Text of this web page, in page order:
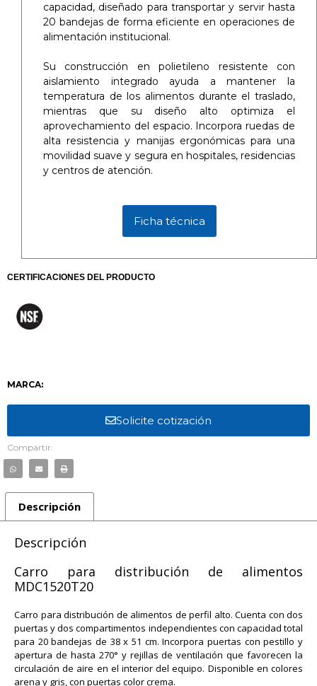
capacidad, diseñado para transportar y servir hasta
20 bandejas de forma eficiente en operaciones de
alimentación institucional.
Su construcción en polietileno resistente con
aislamiento integrado ayuda a mantener la
temperatura de los alimentos durante el traslado,
mientras que su diseño alto optimiza el
aprovechamiento del espacio. Incorpora ruedas de
alta resistencia y manijas ergonómicas para una
movilidad suave y segura en hospitales, residencias
y centros de atención.
Ficha técnica
CERTIFICACIONES DEL PRODUCTO
MARCA:
Solicite cotización
Compartir:
Descripción
Descripción
Carro para distribución de alimentos
MDC1520T20
Carro para distribución de alimentos de perfil alto. Cuenta con dos
puertas y dos compartimentos independientes con capacidad total
para 20 bandejas de 38 x 51 cm. Incorpora puertas con pestillo y
apertura de hasta 270° y rejillas de ventilación que favorecen la
circulación de aire en el interior del equipo. Disponible en colores
arena y gris, con puertas color crema.